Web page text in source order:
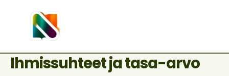
Ihmissuhteet ja tasa-arvo